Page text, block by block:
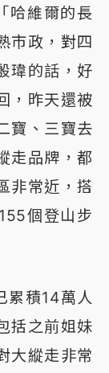
哈維爾的長
市政，對四
瑋的話，好
，昨天還被
寶、三寶去
走品牌，都
非常近，搭
個登山步
累積14萬人
括之前姐妹
大縱走非常